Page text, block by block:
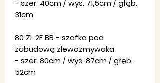
- szer. 40cm / wys. 71,5cm / głęb.
31cm
80 ZL 2F BB - szafka pod
zabudowę zlewozmywaka
- szer. 80cm / wys. 87cm / głęb.
52cm